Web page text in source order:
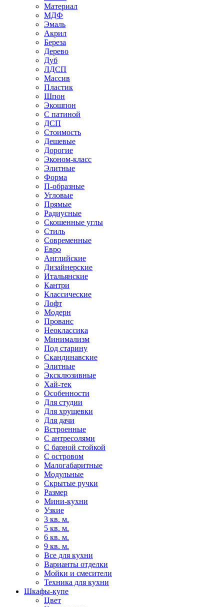
Материал
МДФ
Эмаль
Акрил
Береза
Дерево
Дуб
ЛДСП
Массив
Пластик
Шпон
Экошпон
С патиной
ДСП
Стоимость
Дешевые
Дорогие
Эконом-класс
Элитные
Форма
П-образные
Угловые
Прямые
Радиусные
Скошенные углы
Стиль
Современные
Евро
Английские
Дизайнерские
Итальянские
Кантри
Классические
Лофт
Модерн
Прованс
Неоклассика
Минимализм
Под старину
Скандинавские
Элитные
Эксклюзивные
Хай-тек
Особенности
Для студии
Для хрущевки
Для дачи
Встроенные
С антресолями
С барной стойкой
С островом
Малогабаритные
Модульные
Скрытые ручки
Размер
Мини-кухни
Узкие
3 кв. м.
5 кв. м.
6 кв. м.
9 кв. м.
Все для кухни
Варианты отделки
Мойки и смесители
Техника для кухни
Шкафы-купе
Цвет